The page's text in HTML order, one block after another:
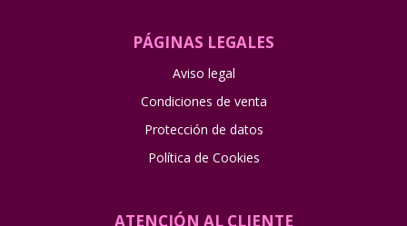
PÁGINAS LEGALES
Aviso legal
Condiciones de venta
Protección de datos
Política de Cookies
ATENCIÓN AL CLIENTE